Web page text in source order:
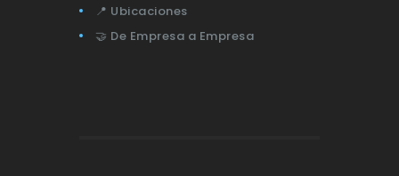
📍 Ubicaciones
🤝 De Empresa a Empresa